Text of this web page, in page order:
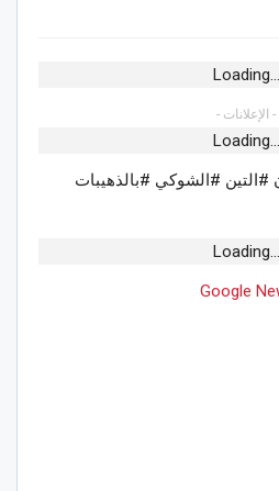
Loading...
- الإعلانات -
Loading...
#الشوكي #بالذهيبات
Loading...